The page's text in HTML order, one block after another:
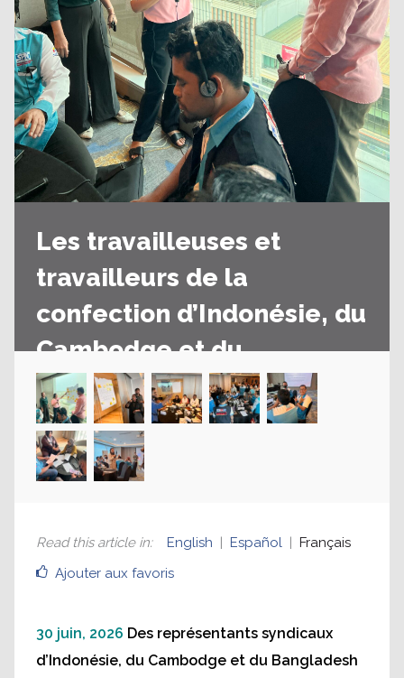
Les travailleuses et
travailleurs de la
confection d’Indonésie, du
Cambodge et du
Bangladesh apprennent à
utiliser la législation sur
les droits de l’homme
Travailleuses et travailleurs lors de l’atelier du Centre de
compétences sur la diligence raisonnable en matière
Ajouter aux favoris
Read this article in: English Español Français
30 juin, 2026 Des représentants syndicaux
d’Indonésie, du Cambodge et du Bangladesh